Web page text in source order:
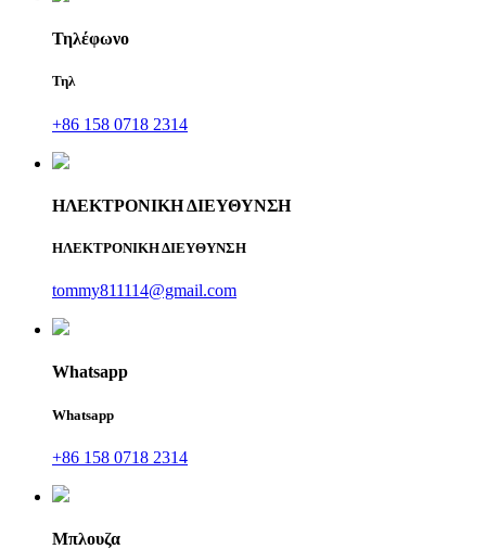
Τηλέφωνο
Τηλ
+86 158 0718 2314
ΗΛΕΚΤΡΟΝΙΚΗ ΔΙΕΥΘΥΝΣΗ
ΗΛΕΚΤΡΟΝΙΚΗ ΔΙΕΥΘΥΝΣΗ
tommy811114@gmail.com
Whatsapp
Whatsapp
+86 158 0718 2314
Μπλουζα